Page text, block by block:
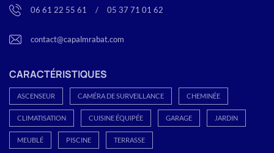
06 61 22 55 61 / 05 37 71 01 62
contact@capalmrabat.com
CARACTÉRISTIQUES
ASCENSEUR CAMÉRA DE SURVEILLANCE CHEMINÉE
CLIMATISATION CUISINE ÉQUIPÉE GARAGE JARDIN
MEUBLÉ PISCINE TERRASSE